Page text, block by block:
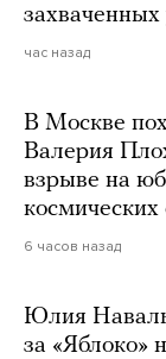
захваченных
час назад
В Москве
Валерия
взрыве на
космических
6 часов назад
Юлия
за «Яблоко»